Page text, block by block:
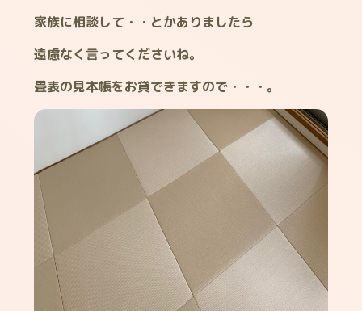
家族に相談して・・とかありましたら
遠慮なく言ってくださいね。
畳表の見本帳をお貸できますので・・・。